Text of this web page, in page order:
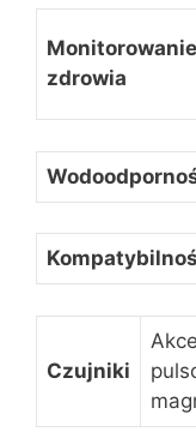
Monitorowanie
zdrowia
Czujniki